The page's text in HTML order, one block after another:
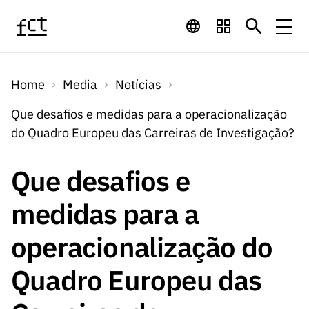
Financiamento
Programas de
Financiamento
Internacional
Prémios
LINKS
RÁPIDOS
Científico
Projetos
I&D
Concursos
Concursos Previstos
Concursos Fechados
Calendário de
Concursos FCT 2026
Emprego
Científico
Projetos
I&D
Serviços
ServiçosServiços digitais:
Tecnologia para o
Conhecimento
Media
MediaNotícias
Notas de Imprensa
LINKS
RÁPIDOS
Sobre
Home Media
Notícias
Que desafios e medidas para a operacionalização
do Quadro Europeu das Carreiras de Investigação?
Que desafios e
medidas para a
operacionalização do
Quadro Europeu das